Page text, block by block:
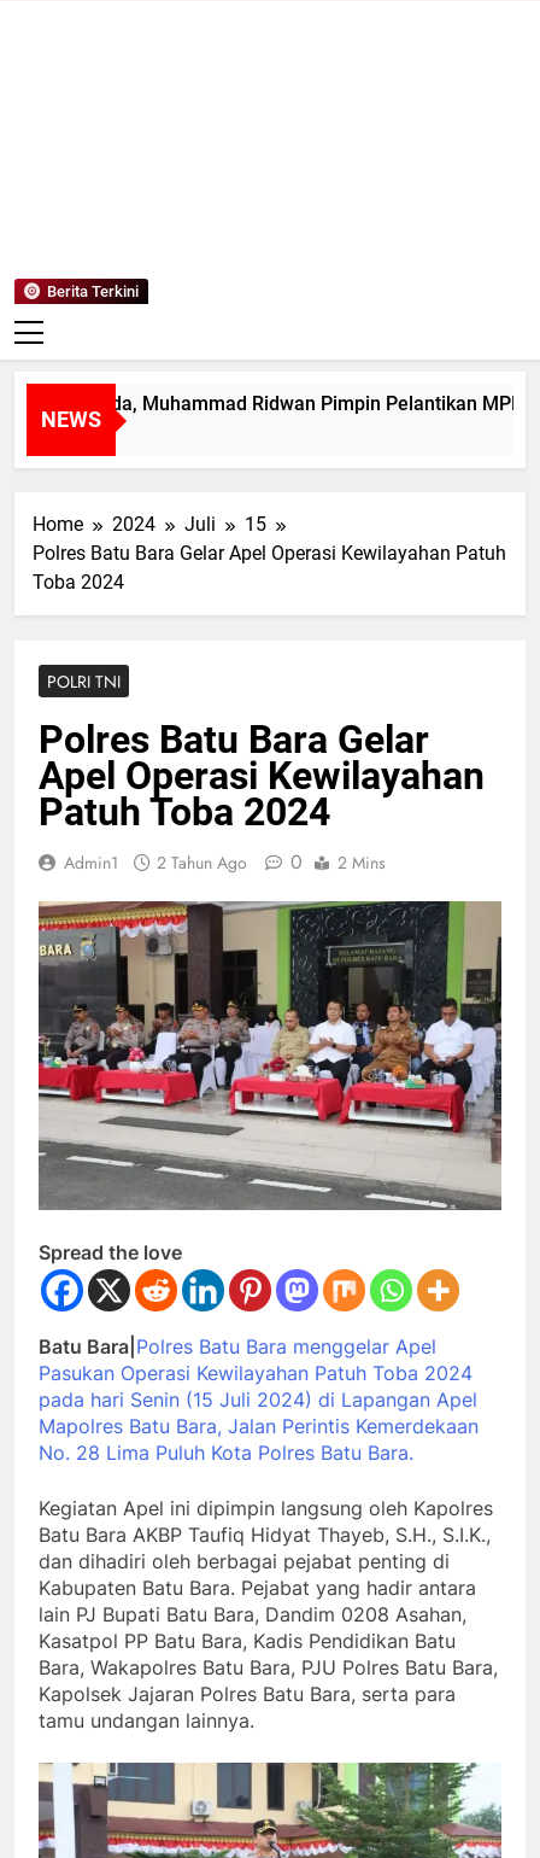
Berita Terkini
NEWS
Muda, Muhammad Ridwan Pimpin Pelantikan MPK SMAN
Home 2024 Juli
15
Polres Batu Bara Gelar Apel Operasi Kewilayahan Patuh
Toba 2024
POLRI TNI
Polres Batu Bara Gelar
Apel Operasi Kewilayahan
Patuh Toba 2024
Admin1 2 Tahun Ago 0 2 Mins
Spread the love
Batu Bara| Polres Batu Bara menggelar Apel
Pasukan Operasi Kewilayahan Patuh Toba 2024
pada hari Senin (15 Juli 2024) di Lapangan Apel
Mapolres Batu Bara, Jalan Perintis Kemerdekaan
No. 28 Lima Puluh Kota Polres Batu Bara.
Kegiatan Apel ini dipimpin langsung oleh Kapolres
Batu Bara AKBP Taufiq Hidyat Thayeb, S.H., S.I.K.,
dan dihadiri oleh berbagai pejabat penting di
Kabupaten Batu Bara. Pejabat yang hadir antara
lain PJ Bupati Batu Bara, Dandim 0208 Asahan,
Kasatpol PP Batu Bara, Kadis Pendidikan Batu
Bara, Wakapolres Batu Bara, PJU Polres Batu Bara,
Kapolsek Jajaran Polres Batu Bara, serta para
tamu undangan lainnya.